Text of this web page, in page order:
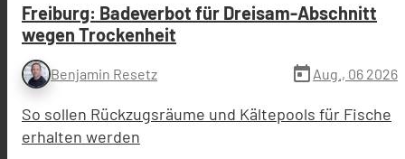
Freiburg: Badeverbot für Dreisam-Abschnitt
wegen Trockenheit
Benjamin Resetz today Aug., 06 2026
So sollen Rückzugsräume und Kältepools für Fische
erhalten werden